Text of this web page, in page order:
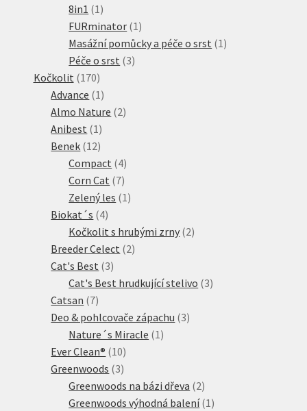
8in1 1 1
produkt
FURminator 1 1
produkt
Masážní pomůcky a péče o srst 1 1
Péče o srst 33
Kočkolit 170170
produktů
Advance 1 1
produkt
Almo Nature 22
Anibest 1 1
produkt
Benek 1212
produktů
Compact 44
produkty
Corn Cat 77
produktů
Zelený les 1 1
Biokat´s 44
produkty
Kočkolit s hrubými zrny 22
Breeder Celect 22
Cat's Best 33
produkty
Cat's Best hrudkující stelivo 33
Catsan 77
produktů
Deo & pohlcovače zápachu 33
Nature´s Miracle 1 1
Ever Clean® 1010
produktů
Greenwoods 33
produkty
Greenwoods na bázi dřeva 22
produkty
Greenwoods výhodná balení 1 1